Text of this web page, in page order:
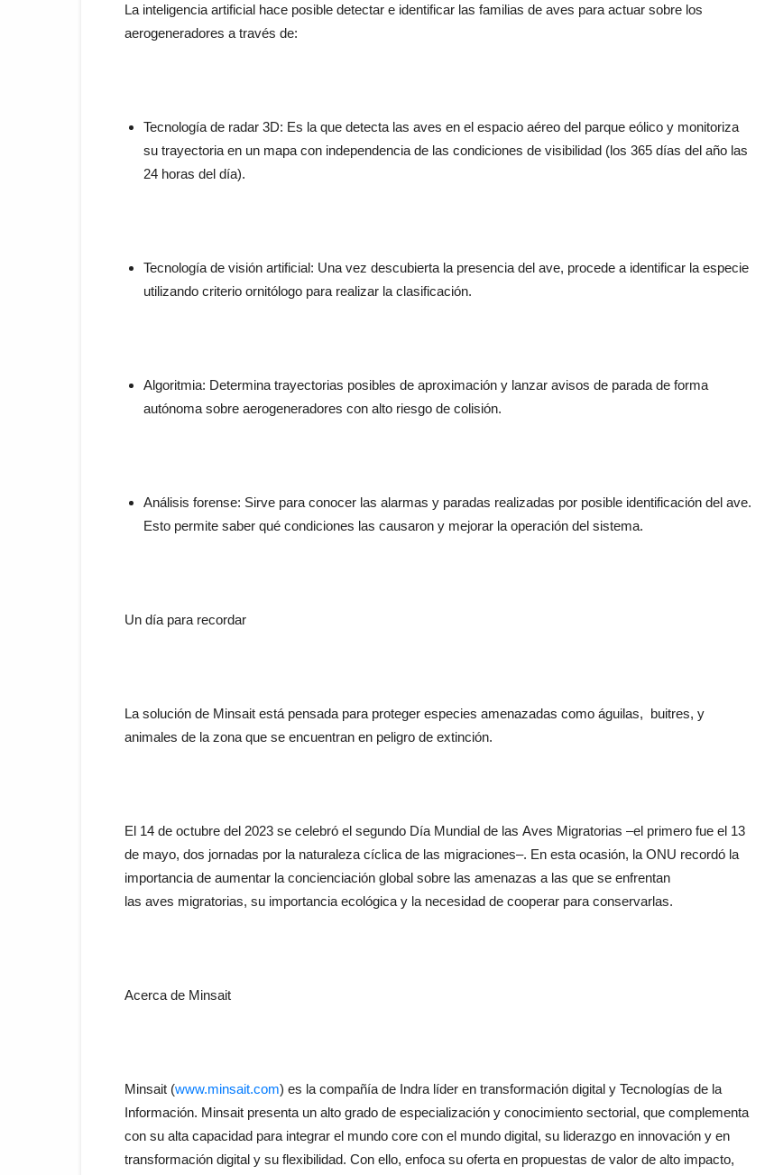
La inteligencia artificial hace posible detectar e identificar las familias de aves para actuar sobre los
aerogeneradores a través de:
Tecnología de radar 3D: Es la que detecta las aves en el espacio aéreo del parque eólico y monitoriza
su trayectoria en un mapa con independencia de las condiciones de visibilidad (los 365 días del año las
24 horas del día).
Tecnología de visión artificial: Una vez descubierta la presencia del ave, procede a identificar la especie
utilizando criterio ornitólogo para realizar la clasificación.
Algoritmia: Determina trayectorias posibles de aproximación y lanzar avisos de parada de forma
autónoma sobre aerogeneradores con alto riesgo de colisión.
Análisis forense: Sirve para conocer las alarmas y paradas realizadas por posible identificación del ave.
Esto permite saber qué condiciones las causaron y mejorar la operación del sistema.
Un día para recordar
La solución de Minsait está pensada para proteger especies amenazadas como águilas, buitres, y
animales de la zona que se encuentran en peligro de extinción.
El 14 de octubre del 2023 se celebró el segundo Día Mundial de las Aves Migratorias –el primero fue el 13
de mayo, dos jornadas por la naturaleza cíclica de las migraciones–. En esta ocasión, la ONU recordó la
importancia de aumentar la concienciación global sobre las amenazas a las que se enfrentan
las aves migratorias, su importancia ecológica y la necesidad de cooperar para conservarlas.
Acerca de Minsait
Minsait (www.minsait.com) es la compañía de Indra líder en transformación digital y Tecnologías de la
Información. Minsait presenta un alto grado de especialización y conocimiento sectorial, que complementa
con su alta capacidad para integrar el mundo core con el mundo digital, su liderazgo en innovación y en
transformación digital y su flexibilidad. Con ello, enfoca su oferta en propuestas de valor de alto impacto,